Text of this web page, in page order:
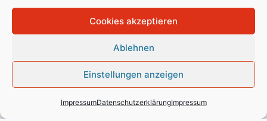
Cookies akzeptieren
Ablehnen
Einstellungen anzeigen
ImpressumDatenschutzerklärungImpressum